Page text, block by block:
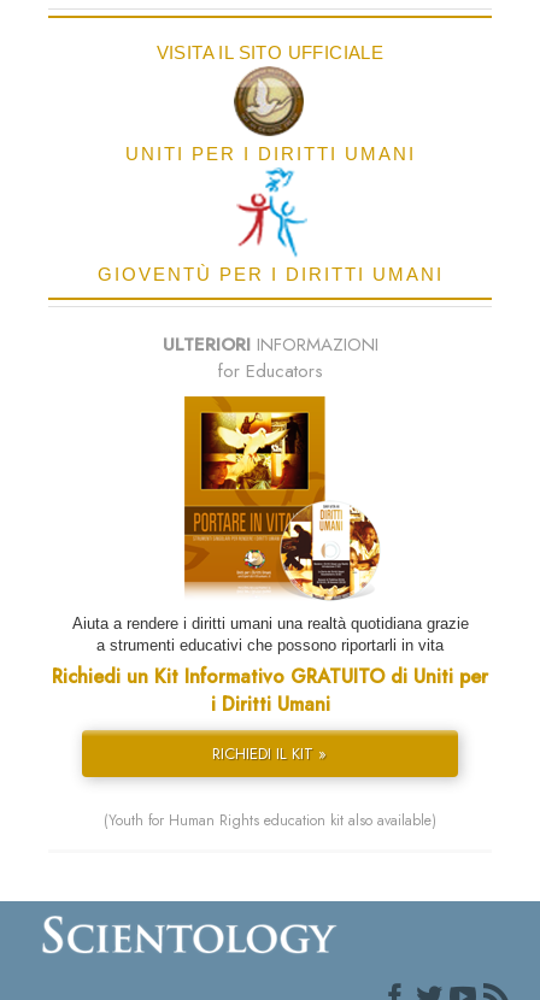
VISITA IL SITO UFFICIALE
UNITI PER I DIRITTI UMANI
GIOVENTÙ PER I DIRITTI UMANI
ULTERIORIINFORMAZIONI
for Educators
Aiuta a rendere i diritti umani una realtà quotidiana grazie
a strumenti educativi che possono riportarli in vita
Richiedi un Kit Informativo GRATUITO di Uniti per
i Diritti Umani
RICHIEDI IL KIT »
(Youth for Human Rights education kit also available)